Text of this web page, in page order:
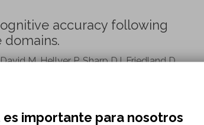
accuracy following
M, Hellyer P, Sharp DJ, Friedland D.
importante para nosotros